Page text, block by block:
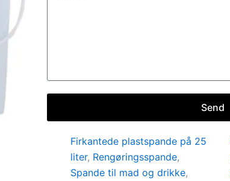
Send
Firkantede plastspande på 25
liter, Rengøringsspande,
Spande til mad og drikke,